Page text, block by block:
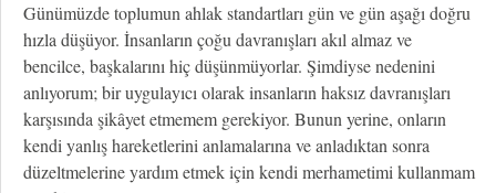
Günümüzde toplumun ahlak standartları gün ve gün aşağı doğru
hızla düşüyor. İnsanların çoğu davranışları akıl almaz ve
bencilce, başkalarını hiç düşünmüyorlar. Şimdiyse nedenini
anlıyorum; bir uygulayıcı olarak insanların haksız davranışları
karşısında şikâyet etmemem gerekiyor. Bunun yerine, onların
kendi yanlış hareketlerini anlamalarına ve anladıktan sonra
düzeltmelerine yardım etmek için kendi merhametimi kullanmam